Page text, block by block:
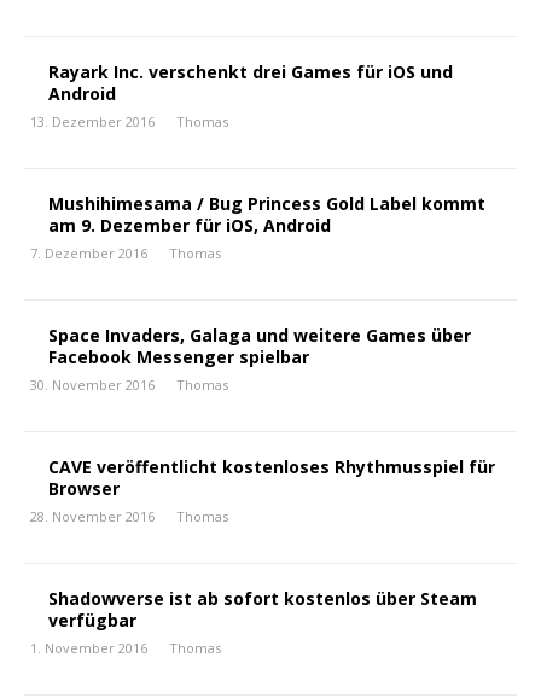
Rayark Inc. verschenkt drei Games für iOS und
Android
13. Dezember 2016 Thomas
Mushihimesama / Bug Princess Gold Label kommt
am 9. Dezember für iOS, Android
7. Dezember 2016 Thomas
Space Invaders, Galaga und weitere Games über
Facebook Messenger spielbar
30. November 2016 Thomas
CAVE veröffentlicht kostenloses Rhythmusspiel für
Browser
28. November 2016 Thomas
Shadowverse ist ab sofort kostenlos über Steam
verfügbar
1. November 2016 Thomas